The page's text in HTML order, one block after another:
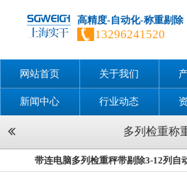
高精度-自动化-称重剔除
13296241520
网站首页 关于我们
新闻中心 行业动态
多列检重称
带连电脑多列检重秤带剔除3-12列自